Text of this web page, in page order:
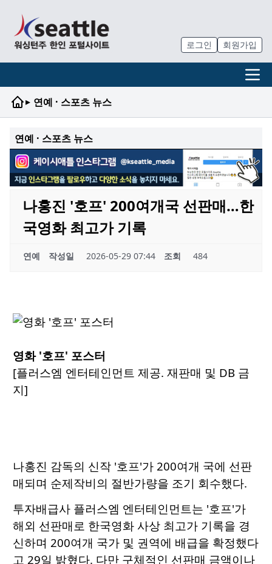
로그인 회원가입
▸ 연예 · 스포츠 뉴스
연예 · 스포츠 뉴스
나홍진 '호프' 200여개국 선판매…한
국영화 최고가 기록
연예 작성일 2026-05-29 07:44 조회 484
영화 '호프' 포스터
[플러스엠 엔터테인먼트 제공. 재판매 및 DB 금
지]
나홍진 감독의 신작 '호프'가 200여개 국에 선판
매되며 순제작비의 절반가량을 조기 회수했다.
투자배급사 플러스엠 엔터테인먼트는 '호프'가
해외 선판매로 한국영화 사상 최고가 기록을 경
신하며 200여개 국가 및 권역에 배급을 확정했다
고 29일 밝혔다. 다만 구체적인 선판매 금액이나